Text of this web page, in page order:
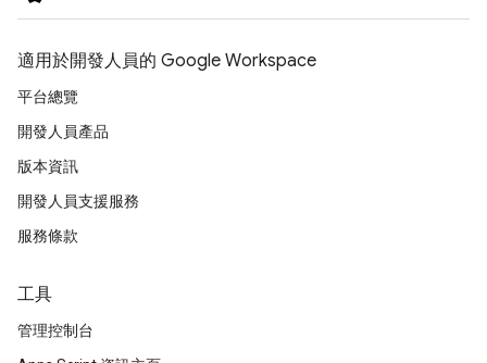
適用於開發人員的 Google Workspace
平台總覽
開發人員產品
版本資訊
開發人員支援服務
服務條款
工具
管理控制台